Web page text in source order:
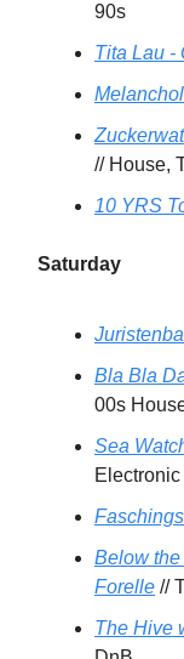
90s
Tita Lau -
// House,
10 YRS
Saturday
Bla Bla
00s
Sea
Electronic
Below
Forelle //
The Hive